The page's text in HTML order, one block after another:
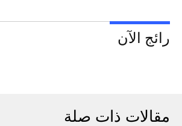
رائج الآن
مقالات ذات صلة